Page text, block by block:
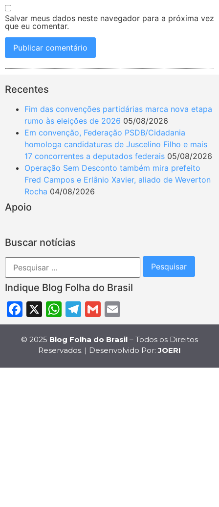
Salvar meus dados neste navegador para a próxima vez
que eu comentar.
Recentes
Fim das convenções partidárias marca nova etapa
rumo às eleições de 2026 05/08/2026
Em convenção, Federação PSDB/Cidadania
homologa candidaturas de Juscelino Filho e mais
17 concorrentes a deputados federais 05/08/2026
Operação Sem Desconto também mira prefeito
Fred Campos e Erlânio Xavier, aliado de Weverton
Rocha 04/08/2026
Apoio
Buscar notícias
Indique Blog Folha do Brasil
Facebook
X WhatsApp
Telegram
Gmail
© 2025 Blog Folha do Brasil – Todos os Direitos
Reservados. | Desenvolvido Por:JOERI